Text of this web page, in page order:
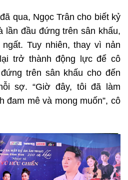
qua, Ngọc Trân cho biết kỷ
lần đầu đứng trên sân khấu,
Tuy nhiên, thay vì nản
trở thành động lực để cô
trên sân khấu cho đến
sợ. “Giờ đây, tôi đã làm
đam mê và mong muốn”, cô